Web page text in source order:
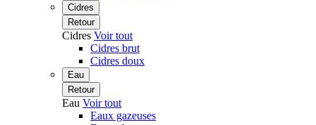
Cidres
Retour
Cidres Voir tout
Cidres brut
Cidres doux
Eau
Retour
Eau Voir tout
Eaux gazeuses